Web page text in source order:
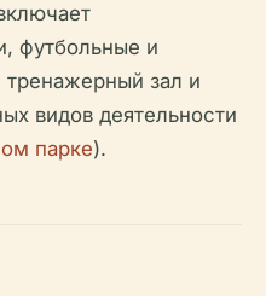
футбольные и
тренажерный зал и
видов деятельности
парке).